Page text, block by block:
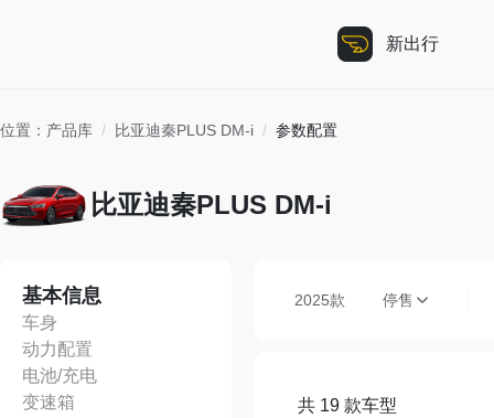
新出行
位置： 产品库 / 比亚迪秦PLUS DM-i / 参数配置
比亚迪秦PLUS DM-i
基本信息
车身
动力配置
电池/充电
变速箱
2025款 停售
共 19 款车型